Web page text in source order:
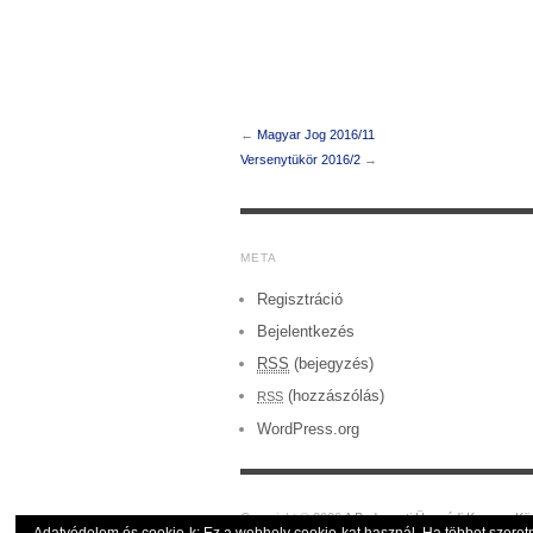
← Magyar Jog 2016/11
Versenytükör 2016/2 →
META
Regisztráció
Bejelentkezés
RSS (bejegyzés)
RSS (hozzászólás)
WordPress.org
Copyright © 2026A Budapesti Ügyvédi Kamara